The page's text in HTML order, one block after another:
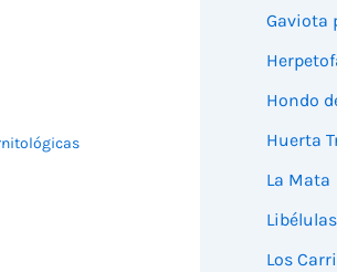
Gaviota
Hondo
Huerta
La Mata
Libélulas
Los